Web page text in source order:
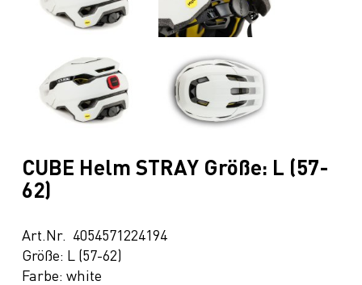
CUBE Helm STRAY Größe: L (57-
62)
Art.Nr. 4054571224194
Größe: L (57-62)
Farbe: white